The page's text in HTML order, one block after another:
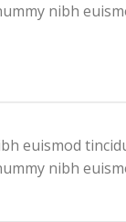
nibh
euismod
nibh